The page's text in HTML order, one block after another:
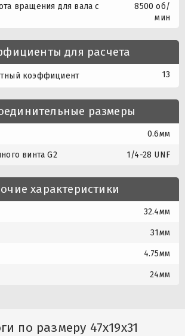
вращения для вала с
8500 об/
мин
для расчета
коэффициент 13
размеры
0.6мм
винта G2 1/4-28 UNF
характеристики
32.4мм
31мм
4.75мм
24мм
по размеру 47x19x31